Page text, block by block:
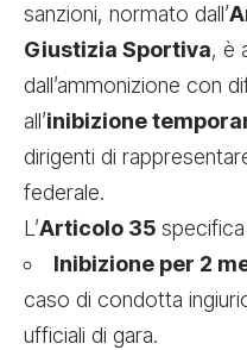
sanzioni, normato dall’
Giustizia Sportiva, è
dall’ammonizione con
all’inibizione
dirigenti di
federale.
L’Articolo 35
Inibizione per 2
caso di condotta
ufficiali di gara.